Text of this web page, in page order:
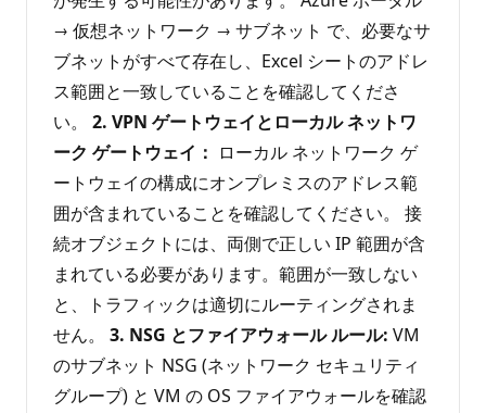
→ 仮想ネットワーク → サブネット で、必要なサ
ブネットがすべて存在し、Excel シートのアドレ
ス範囲と一致していることを確認してくださ
い。 2. VPN ゲートウェイとローカル ネットワ
ーク ゲートウェイ： ローカル ネットワーク ゲ
ートウェイの構成にオンプレミスのアドレス範
囲が含まれていることを確認してください。 接
続オブジェクトには、両側で正しい IP 範囲が含
まれている必要があります。範囲が一致しない
と、トラフィックは適切にルーティングされま
せん。 3. NSG とファイアウォール ルール: VM
のサブネット NSG (ネットワーク セキュリティ
グループ) と VM の OS ファイアウォールを確認